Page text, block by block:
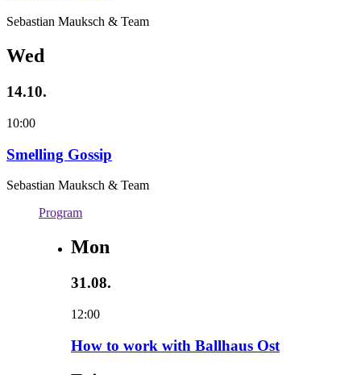
Sebastian Mauksch & Team
Wed
14.10.
10:00
Smelling Gossip
Sebastian Mauksch & Team
Program
Mon
31.08.
12:00
How to work with Ballhaus Ost